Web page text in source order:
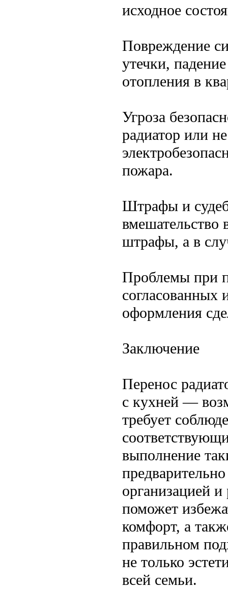
исходное
Повреждение
утечки,
отопления в
Угроза
радиатор или
пожара.
Штрафы и
вмешательство
штрафы, а в
Проблемы при
согласованных
оформления
Заключение
Перенос
с кухней —
требует
выполнение
организацией
поможет
комфорт, а
правильном
не только
всей семьи.